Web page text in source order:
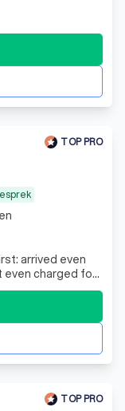
TOP PRO
arrived even
even charged for
quick and
help!
TOP PRO